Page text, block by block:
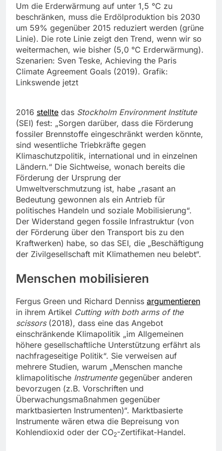
Um die Erderwärmung auf unter 1,5 °C zu
beschränken, muss die Erdölproduktion bis 2030
um 59% gegenüber 2015 reduziert werden (grüne
Linie). Die rote Linie zeigt den Trend, wenn wir so
weitermachen, wie bisher (5,0 °C Erderwärmung).
Szenarien: Sven Teske, Achieving the Paris
Climate Agreement Goals (2019). Grafik:
Linkswende jetzt
2016 stellte das Stockholm Environment Institute
(SEI) fest: „Sorgen darüber, dass die Förderung
fossiler Brennstoffe eingeschränkt werden könnte,
sind wesentliche Triebkräfte gegen
Klimaschutzpolitik, international und in einzelnen
Ländern.“ Die Sichtweise, wonach bereits die
Förderung der Ursprung der
Umweltverschmutzung ist, habe „rasant an
Bedeutung gewonnen als ein Antrieb für
politisches Handeln und soziale Mobilisierung“.
Der Widerstand gegen fossile Infrastruktur (von
der Förderung über den Transport bis zu den
Kraftwerken) habe, so das SEI, die „Beschäftigung
der Zivilgesellschaft mit Klimathemen neu belebt“.
Menschen mobilisieren
Fergus Green und Richard Denniss argumentieren
in ihrem Artikel Cutting with both arms of the
scissors(2018), dass eine das Angebot
einschränkende Klimapolitik „im Allgemeinen
höhere gesellschaftliche Unterstützung erfährt als
nachfrageseitige Politik“. Sie verweisen auf
mehrere Studien, warum „Menschen manche
klimapolitische Instrumentegegenüber anderen
bevorzugen (z.B. Vorschriften und
Überwachungsmaßnahmen gegenüber
marktbasierten Instrumenten)“. Marktbasierte
Instrumente wären etwa die Bepreisung von
Kohlendioxid oder der CO2-Zertifikat-Handel.